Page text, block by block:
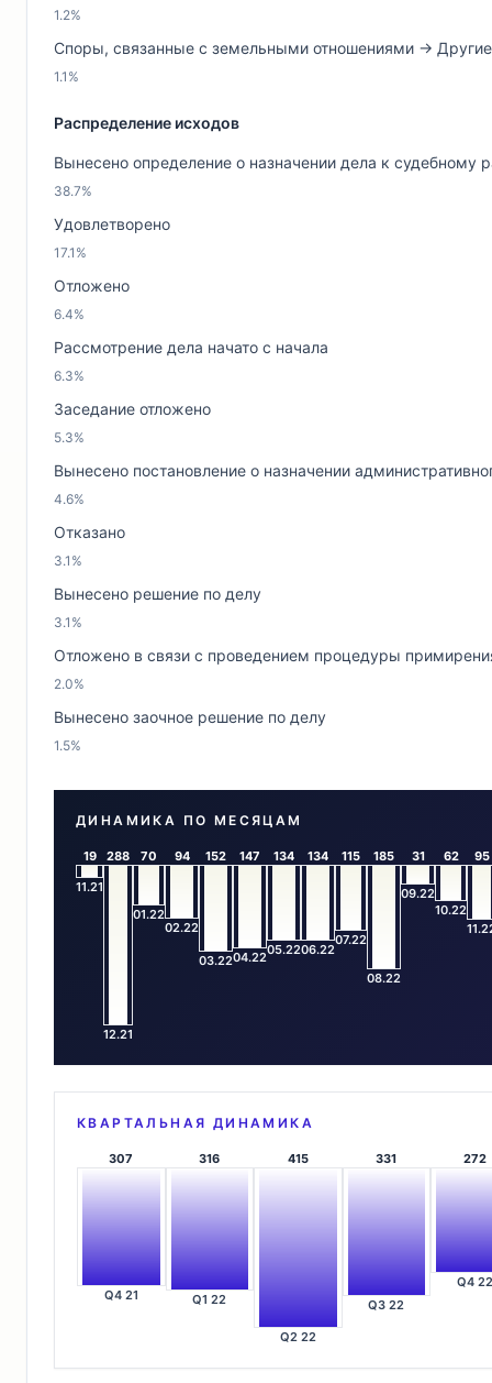
1.2%
Споры, связанные с земельными отношениями →
1.1%
Распределение исходов
Вынесено определение о назначении дела к судебному
38.7%
Удовлетворено
17.1%
Отложено
6.4%
Рассмотрение дела начато с начала
6.3%
Заседание отложено
5.3%
Вынесено постановление о назначении
4.6%
Отказано
3.1%
Вынесено решение по делу
3.1%
Отложено в связи с проведением процедуры
2.0%
Вынесено заочное решение по делу
1.5%
ДИНАМИКА ПО МЕСЯЦАМ
19
11.21
288
12.21
70
01.22
94
02.22
152
03.22
147
04.22
134
05.22
134
06.22
115
07.22
185
08.22
31
09.22
62
10.22
95
КВАРТАЛЬНАЯ ДИНАМИКА
307
Q4 21
316
Q1 22
415
Q2 22
331
Q3 22
272
Q4 22